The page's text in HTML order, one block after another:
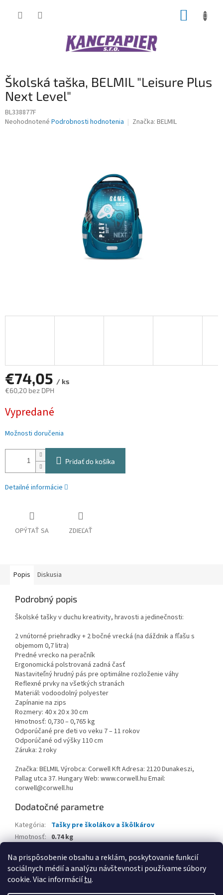
Na prispôsobenie obsahu a reklám, poskytovanie funkcií
sociálnych médií a analýzu návštevnosti používame súbory
cookie. Viac informáciítu.
Školská taška, BELMIL "Leisure Plus
Next Level"
BL338877F
Priemerné
Neohodnotené Podrobnosti hodnotenia Značka: BELMIL
€74,05 / ks
€60,20 bez DPH
cena:
Vypredané
Možnosti doručenia
Pridať do košíka
Detailné informácie
OPÝTAŤ SA ZDIEĽAŤ
Popis Diskusia
Podrobný popis
Školské tašky v duchu kreativity, hravosti a jedinečnosti:
2 vnútorné priehradky + 2 bočné vrecká (na dáždnik a fľašu s
objemom 0,7 litra)
Predné vrecko na peračník
Ergonomická polstrovaná zadná časť
Nastaviteľný hrudný pás pre optimálne rozloženie váhy
Reflexné prvky na všetkých stranách
Materiál: vodoodolný polyester
Zapínanie na zips
Rozmery: 40 x 20 x 30 cm
Hmotnosť: 0,730 – 0,765 kg
Odporúčané pre deti vo veku 7 – 11 rokov
Odporúčané od výšky 110 cm
Záruka: 2 roky
Značka: BELMIL Výrobca: Corwell Kft Adresa: 2120 Dunakeszi,
Pallag utca 37. Hungary Web: www.corwell.hu Email:
corwell@corwell.hu
Dodatočné parametre
Kategória:
Tašky pre školákov a škôlkárov
Hmotnosť: 0.74 kg